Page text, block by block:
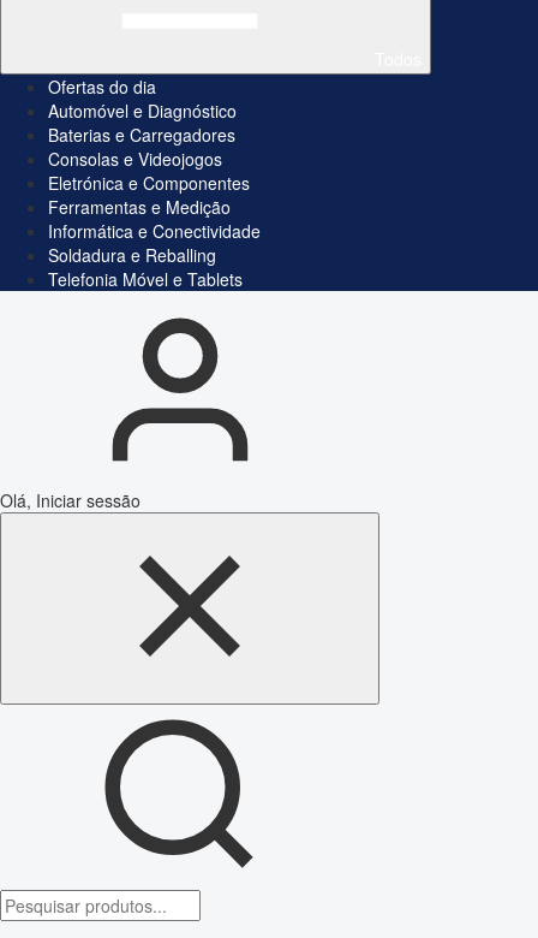
Ofertas do dia
Automóvel e Diagnóstico
Baterias e Carregadores
Consolas e Videojogos
Eletrónica e Componentes
Ferramentas e Medição
Informática e Conectividade
Soldadura e Reballing
Telefonia Móvel e Tablets
Olá, Iniciar sessão